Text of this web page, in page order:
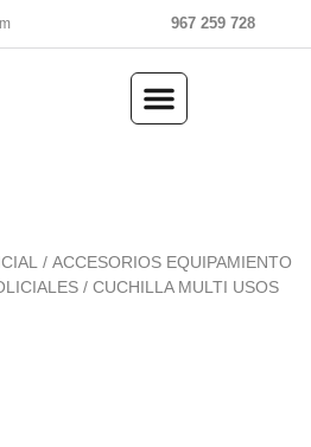
967 259 728
/ ACCESORIOS EQUIPAMIENTO
/ CUCHILLA MULTI USOS